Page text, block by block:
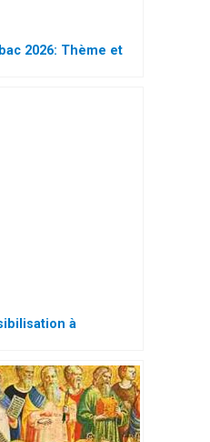
2026: Thème et
à